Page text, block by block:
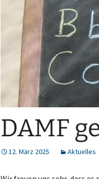
DAMF
12. März 2025 Aktuelles